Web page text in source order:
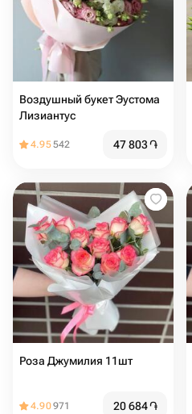
Воздушный букет Эустома
Лизиантус
4.95542 47 803֏
Роза Джумилия 11шт
4.90971 20 684֏